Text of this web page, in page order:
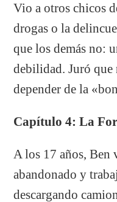
Vio a otros chicos
drogas o la
que los demás no:
debilidad. Juró que
depender de la
Capítulo 4: La
A los 17 años,
abandonado y
descargando